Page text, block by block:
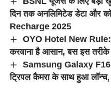
दिन तक अनलिमिटेड डेटा और
Recharge 2025
OYO Hotel New
करवाना है आसान, बस इस तरीके
Samsung Galaxy
ट्रिपल कैमरा के साथ हुआ